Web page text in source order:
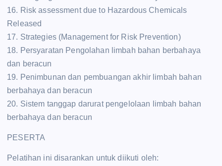
16. Risk assessment due to Hazardous Chemicals
Released
17. Strategies (Management for Risk Prevention)
18. Persyaratan Pengolahan limbah bahan berbahaya
dan beracun
19. Penimbunan dan pembuangan akhir limbah bahan
berbahaya dan beracun
20. Sistem tanggap darurat pengelolaan limbah bahan
berbahaya dan beracun
PESERTA
Pelatihan ini disarankan untuk diikuti oleh: